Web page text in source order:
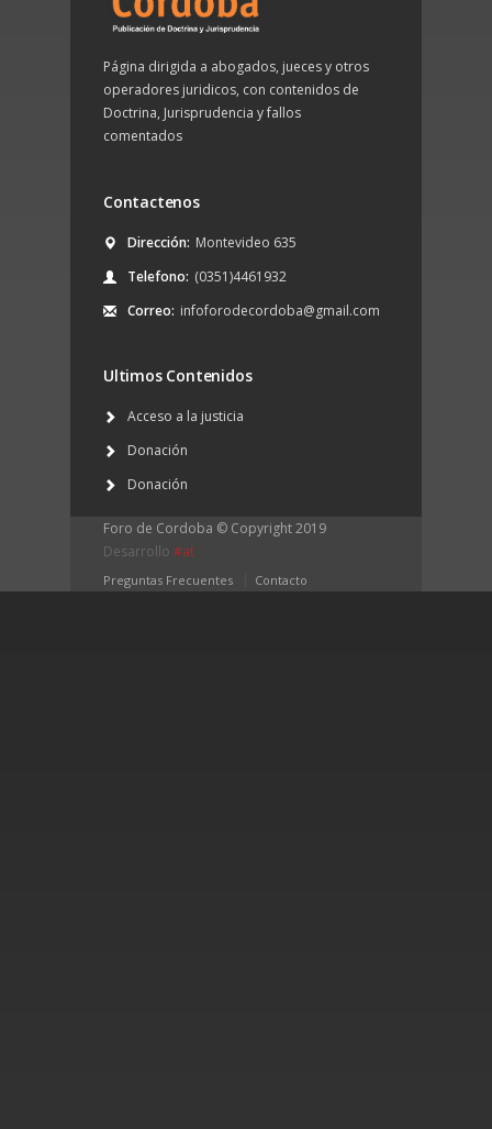
Página dirigida a abogados, jueces y otros
operadores juridicos, con contenidos de
Doctrina, Jurisprudencia y fallos
comentados
Contactenos
Dirección: Montevideo 635
Telefono: (0351)4461932
Correo: infoforodecordoba@gmail.com
Ultimos Contenidos
Acceso a la justicia
Donación
Donación
Foro de Cordoba © Copyright 2019
Desarrollo #at
Preguntas Frecuentes Contacto